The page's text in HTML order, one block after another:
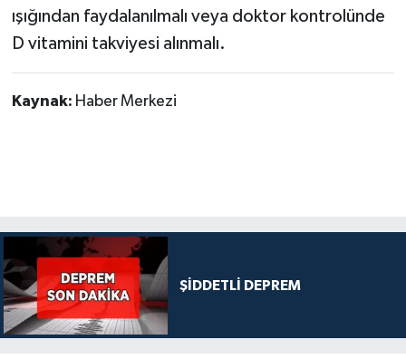
ışığından faydalanılmalı veya doktor kontrolünde
D vitamini takviyesi alınmalı.
Kaynak: Haber Merkezi
ŞİDDETLİ DEPREM